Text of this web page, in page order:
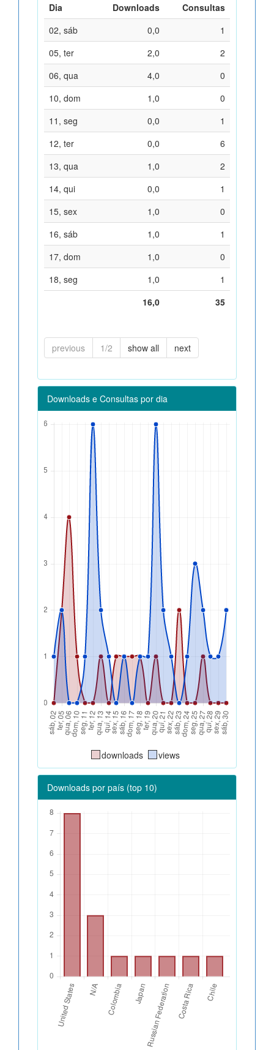
Dia Downloads
Consultas
02, sáb
0,0
1
05, ter
2,0
2
06, qua
4,0
0
10, dom
1,0
0
11, seg
0,0
1
12, ter
0,0
6
13, qua
1,0
2
14, qui
0,0
1
15, sex
1,0
0
16, sáb
1,0
1
17, dom
1,0
0
18, seg
1,0
1
16,0
35
previous 1/2 show all next
Downloads e Consultas por dia
downloads views
Downloads por país (top 10)